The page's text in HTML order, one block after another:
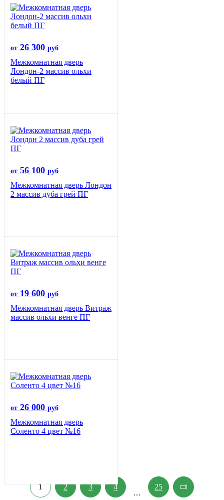
от 26 300 руб
Межкомнатная дверь
Лондон-2 массив ольхи
белый ПГ
от 56 100 руб
Межкомнатная дверь Лондон
2 массив дуба грей ПГ
от 19 600 руб
Межкомнатная дверь Витраж
массив ольхи венге ПГ
от 26 000 руб
Межкомнатная дверь
Соленто 4 цвет №16
1 2 3 4
…
25